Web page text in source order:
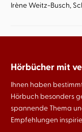
Irène Weitz-Busch,
Hörbücher mit
Ihnen haben
Hörbuch besonders
spannende Thema
Empfehlungen